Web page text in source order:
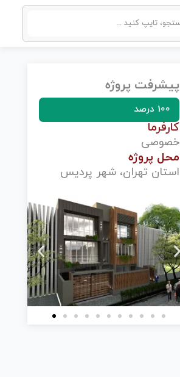
پیشرفت پروژه
100 درصد
کارفرما
خصوصی
محل پروژه
استان تهران، شهر پردیس